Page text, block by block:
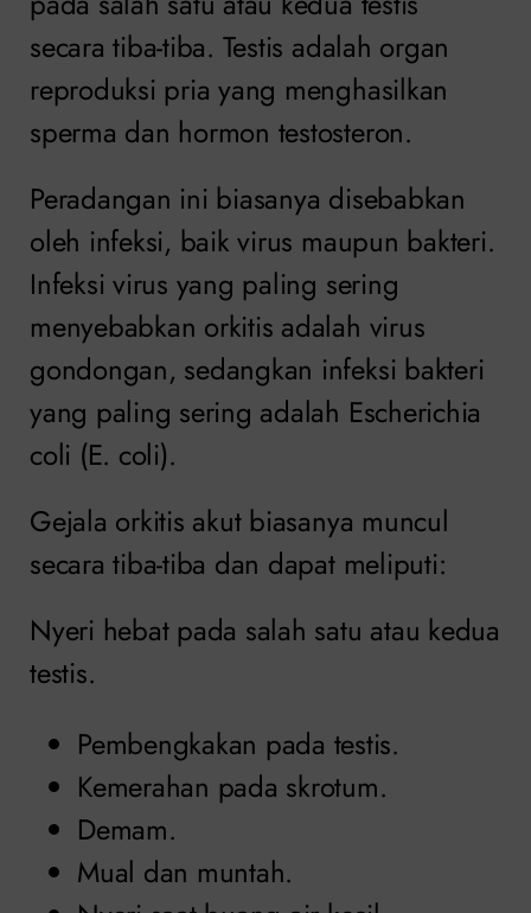
secara tiba-tiba. Testis adalah organ
reproduksi pria yang menghasilkan
sperma dan hormon testosteron.
Peradangan ini biasanya disebabkan
oleh infeksi, baik virus maupun bakteri.
Infeksi virus yang paling sering
menyebabkan orkitis adalah virus
gondongan, sedangkan infeksi bakteri
yang paling sering adalah Escherichia
coli (E. coli).
Gejala orkitis akut biasanya muncul
secara tiba-tiba dan dapat meliputi:
Nyeri hebat pada salah satu atau kedua
testis.
Pembengkakan pada testis.
Kemerahan pada skrotum.
Demam.
Mual dan muntah.